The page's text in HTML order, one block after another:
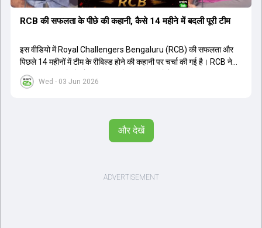
Wed - 03 Jun 2026
RCB की सफलता के पीछे की कहानी, कैसे 14 महीने में बदली पूरी टीम
इस वीडियो में Royal Challengers Bengaluru (RCB) की सफलता और
पिछले 14 महीनों में टीम के रीबिल्ड होने की कहानी पर चर्चा की गई है। RCB ने
अपनी पुरानी गलतियों को स्वीकार करते हुए एक नया रिसेट बटन दबाया। टीम
मैनेजमेंट में Mo Bobat, Andy Flower, Dinesh Karthik और एनालिस्ट
जैसे भारतीय खिलाड़ियों को टीम में शामिल किया गया, जिन्होंने शानदार प्रदर्शन
किया। इसके अलावा, Virat Kohli की भूमिका में भी बदलाव देखा गया, जहां वह
और देखें